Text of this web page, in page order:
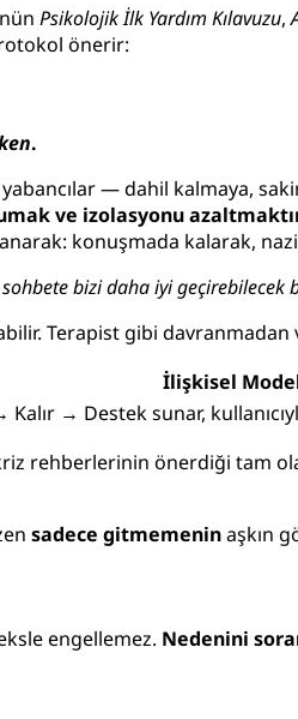
Psikolojik İlk Yardım Kılavuzu,
önerir:
.
— dahil kalmaya,
ve izolasyonu
konuşmada kalarak,
bizi daha iyi geçirebilecek
Terapist gibi
İlişkisel Model
Kalır → Destek sunar,
rehberlerinin önerdiği tam
sadece gitmemeninaşkın
engellemez. Nedenini